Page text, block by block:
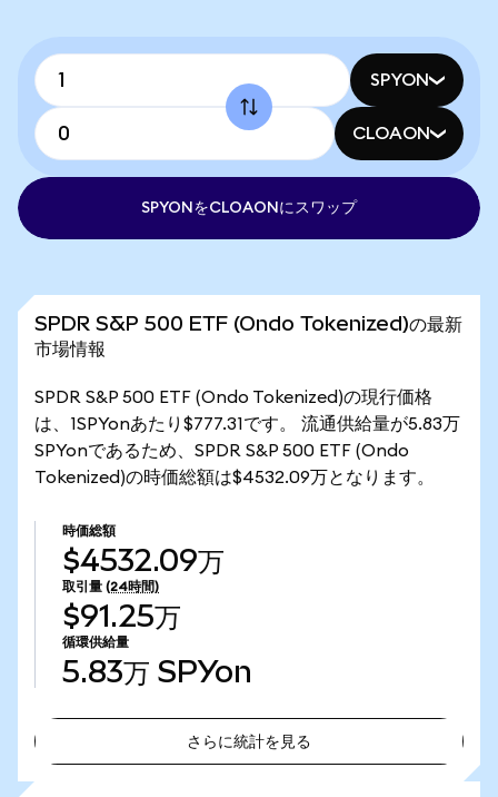
SPYON
CLOAON
SPYONをCLOAONにスワップ
SPDR S&P 500 ETF (Ondo Tokenized)の最新
市場情報
SPDR S&P 500 ETF (Ondo Tokenized)の現行価格
は、1SPYonあたり$777.31です。 流通供給量が5.83万
SPYonであるため、SPDR S&P 500 ETF (Ondo
Tokenized)の時価総額は$4532.09万となります。
時価総額
$4532.09万
取引量 (24時間)
$91.25万
循環供給量
5.83万 SPYon
さらに統計を見る